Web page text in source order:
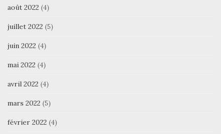
août 2022 (4)
juillet 2022 (5)
juin 2022 (4)
mai 2022 (4)
avril 2022 (4)
mars 2022 (5)
février 2022 (4)